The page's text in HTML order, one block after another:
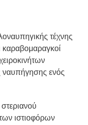
τέχνης
καραβομαραγκοί
ναυπήγησης ενός
ιστιοφόρων